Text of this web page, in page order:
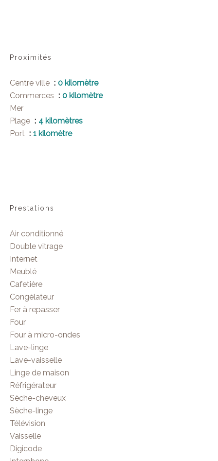
Proximités
Centre ville
0 kilomètre
Commerces
0 kilomètre
Mer
Plage
4 kilomètres
Port
1 kilomètre
Prestations
Air conditionné
Double vitrage
Internet
Meublé
Cafetière
Congélateur
Fer à repasser
Four
Four à micro-ondes
Lave-linge
Lave-vaisselle
Linge de maison
Réfrigérateur
Sèche-cheveux
Sèche-linge
Télévision
Vaisselle
Digicode